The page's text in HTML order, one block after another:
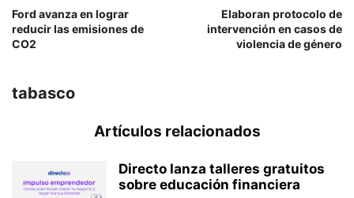
Ford avanza en lograr
reducir las emisiones de
CO2
Elaboran protocolo de
intervención en casos de
violencia de género
tabasco
Artículos relacionados
Directo lanza talleres gratuitos
sobre educación financiera